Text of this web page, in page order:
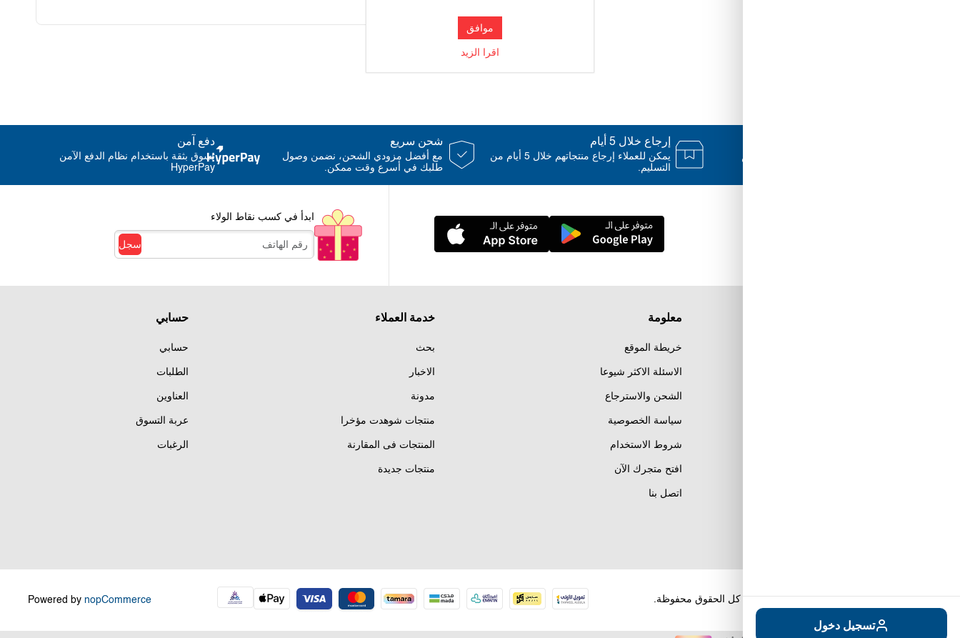
تسجيل دخول
فريقنا متاح للإجابة على أسئلتك وتقديم
إرجاع خلال 5 أيام
يمكن للعملاء إرجاع منتجاتهم خلال 5 أيام من
التسليم.
شحن سريع
مع أفضل مزودي الشحن، نضمن وصول
طلبك في أسرع وقت ممكن.
دفع آمن
تسوق بثقة باستخدام نظام الدفع الآمن
HyperPay
ابدأ في كسب نقاط الولاء
سجل
معلومة
خريطة الموقع
الاسئلة الاكثر شيوعا
الشحن والاسترجاع
سياسة الخصوصية
شروط الاستخدام
افتح متجرك الآن
اتصل بنا
خدمة العملاء
بحث
الاخبار
مدونة
منتجات شوهدت مؤخرا
المنتجات فى المقارنة
منتجات جديدة
حسابي
حسابي
الطلبات
العناوين
عربة التسوق
الرغبات
حقوق الطبع والنشر والنسخ؛ 2026 طويق كوم. كل الحقوق محفوظة. Powered by nopCommerce
موافق
اقرا الزيد